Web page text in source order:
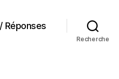
Réponses
Recherche